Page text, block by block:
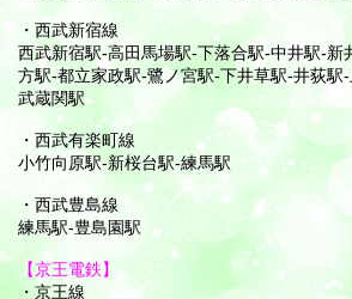
・西武新宿線
西武新宿駅-高田馬場駅-下落合駅-中井駅-新
方駅-都立家政駅-鷺ノ宮駅-下井草駅-井荻駅
武蔵関駅
・西武有楽町線
小竹向原駅-新桜台駅-練馬駅
・西武豊島線
練馬駅-豊島園駅
【京王電鉄】
・京王線